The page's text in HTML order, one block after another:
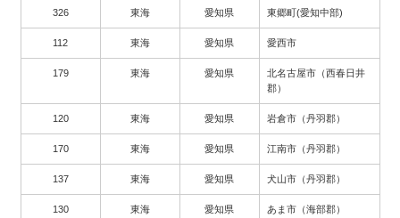
326 東海 愛知県 東郷町(愛知中部)
112 東海 愛知県 愛西市
179 東海 愛知県
北名古屋市（西春日井
郡）
120 東海 愛知県 岩倉市（丹羽郡）
170 東海 愛知県 江南市（丹羽郡）
137 東海 愛知県 犬山市（丹羽郡）
130 東海 愛知県 あま市（海部郡）